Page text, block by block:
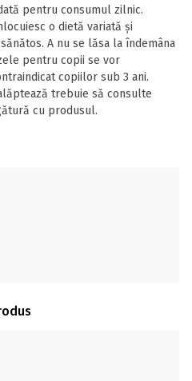
pentru consumul zilnic.
o dietă variată și
A nu se lăsa la îndemâna
pentru copii se vor
copiilor sub 3 ani.
trebuie să consulte
cu produsul.